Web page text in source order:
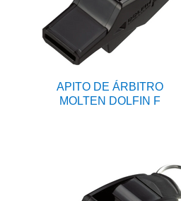
APITO DE ÁRBITRO
MOLTEN DOLFIN F